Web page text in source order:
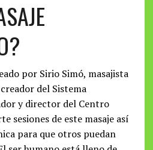
por Sirio Simó, masajista
del Sistema
y director del Centro
sesiones de este masaje así
para que otros puedan